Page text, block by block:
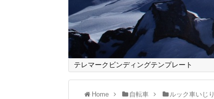
テレマークビンディングテンプレート
Home 自転車 ルック車いじり